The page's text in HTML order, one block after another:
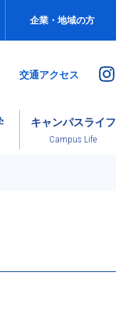
企業・地域の方
交通アクセス
キャンパスライフ
Campus Life